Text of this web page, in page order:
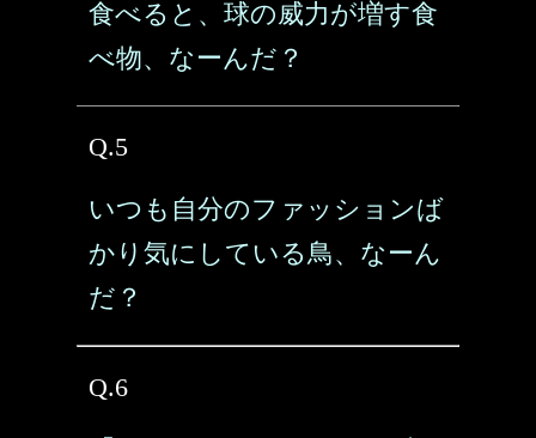
食べると、球の威力が増す食
べ物、なーんだ？
Q.5
いつも自分のファッションば
かり気にしている鳥、なーん
だ？
Q.6